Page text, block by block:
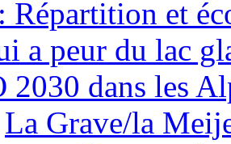
Répartition et
a peur du lac
2030 dans les
La Grave/la